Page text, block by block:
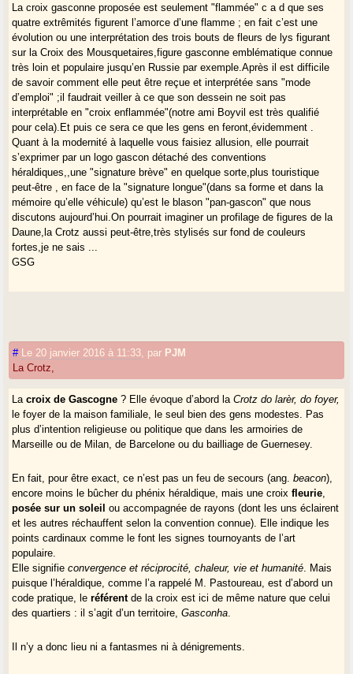
La croix gasconne proposée est seulement "flammée" c a d que ses
quatre extrêmités figurent l’amorce d’une flamme ; en fait c’est une
évolution ou une interprétation des trois bouts de fleurs de lys figurant
sur la Croix des Mousquetaires,figure gasconne emblématique connue
très loin et populaire jusqu’en Russie par exemple.Après il est difficile
de savoir comment elle peut être reçue et interprétée sans "mode
d’emploi" ;il faudrait veiller à ce que son dessein ne soit pas
interprétable en "croix enflammée"(notre ami Boyvil est très qualifié
pour cela).Et puis ce sera ce que les gens en feront,évidemment .
Quant à la modernité à laquelle vous faisiez allusion, elle pourrait
s’exprimer par un logo gascon détaché des conventions
héraldiques,,une "signature brève" en quelque sorte,plus touristique
peut-être , en face de la "signature longue"(dans sa forme et dans la
mémoire qu’elle véhicule) qu’est le blason "pan-gascon" que nous
discutons aujourd’hui.On pourrait imaginer un profilage de figures de la
Daune,la Crotz aussi peut-être,très stylisés sur fond de couleurs
fortes,je ne sais ...
GSG
# Le 20 janvier 2016 à 11:33 par PJM
La Crotz,
Lacroix de Gascogne ? Elle évoque d’abord laCrotz do larèr, do foyer,
le foyer de la maison familiale, le seul bien des gens modestes. Pas
plus d’intention religieuse ou politique que dans les armoiries de
Marseille ou de Milan, de Barcelone ou du bailliage de Guernesey.
En fait, pour être exact, ce n’est pas un feu de secours (ang.beacon),
encore moins le bûcher du phénix héraldique, mais une croixfleurie
posée sur un soleil ou accompagnée de rayons (dont les uns éclairent
et les autres réchauffent selon la convention connue). Elle indique les
points cardinaux comme le font les signes tournoyants de l’art
populaire.
Elle signifieconvergence et réciprocité, chaleur, vie et humanité . Mais
puisque l’héraldique, comme l’a rappelé M. Pastoureau, est d’abord un
code pratique, leréférentde la croix est ici de même nature que celui
des quartiers : il s’agit d’un territoire,Gasconha
Il n’y a donc lieu ni a fantasmes ni à dénigrements.